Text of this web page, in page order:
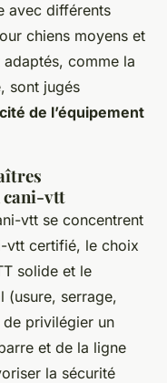
avec différents
chiens moyens et
comme la
sont jugés
de l’équipement
cani-vtt
vtt se concentrent
vtt certifié, le choix
solide et le
(usure, serrage,
privilégier un
et de la ligne
la sécurité